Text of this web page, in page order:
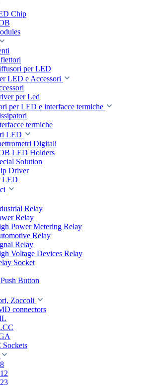
Chip
per LED
LED e Accessori
per Led
per LED e interfacce termiche
termiche
LED
Digitali
LED Holders
Solution
Driver
LED
Relay
Relay
Power Metering Relay
Relay
Relay
Voltage Devices Relay
Socket
Button
Zoccoli
connectors
Sockets